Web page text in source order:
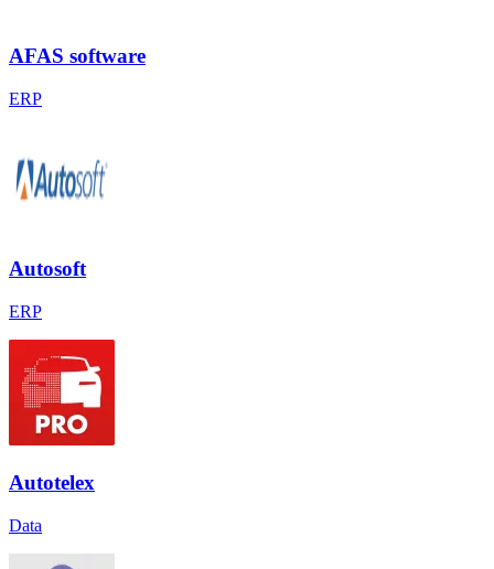
AFAS software
ERP
Autosoft
ERP
Autotelex
Data